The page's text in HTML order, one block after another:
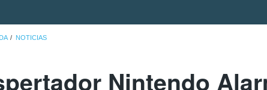
NOTICIAS
Nintendo